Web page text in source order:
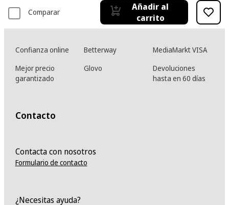
Comparar
Añadir al
carrito
Confianza online Betterway
MediaMarkt VISA
Mejor precio
garantizado
Glovo
Devoluciones
hasta en 60 días
Contacto
Contacta con nosotros
Formulario de contacto
¿Necesitas ayuda?